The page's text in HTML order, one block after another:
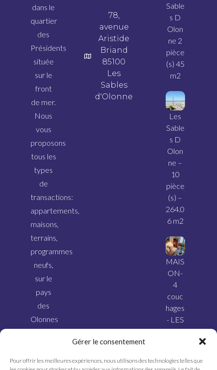
Gérer le consentement
Pour offrir les meilleures expériences, nous utilisons des technologies telles que
dans le
quartier
des
Présidents
située
sur le
front
de mer.
Nous
vous
proposons
tous les
types
de
transactions:
appartements,
maisons,
terrains,
programmes
neufs,
sur le
pays
des
Olonnes
78,
avenue
Aristide
Briand
85100
Les
Sables
d'Olonne
Sable
s D
Olon
ne 2
pièce
(s) 45
m2
Les
Sable
s D
Olon
ne –
10
pièce
(s) –
264.0
6 m2
MAIS
ON-
4
couc
hages
- LES
SABL
ONN